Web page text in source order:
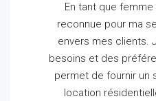
En tant que
reconnue pour ma
envers mes clients.
besoins et des
permet de fournir un
location